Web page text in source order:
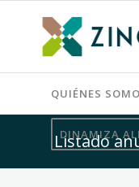
QUIÉNES
DINAMIZA
Listado